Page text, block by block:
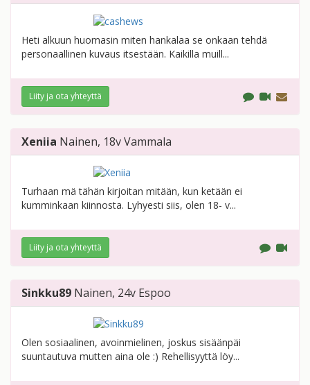
Heti alkuun huomasin miten hankalaa se onkaan tehdä
personaallinen kuvaus itsestään. Kaikilla muill...
Liity ja ota yhteyttä
Xeniia Nainen, 18vVammala
Turhaan mä tähän kirjoitan mitään, kun ketään ei
kumminkaan kiinnosta. Lyhyesti siis, olen 18- v...
Liity ja ota yhteyttä
Sinkku89 Nainen, 24v Espoo
Olen sosiaalinen, avoinmielinen, joskus sisäänpäi
suuntautuva mutten aina ole :) Rehellisyyttä löy...